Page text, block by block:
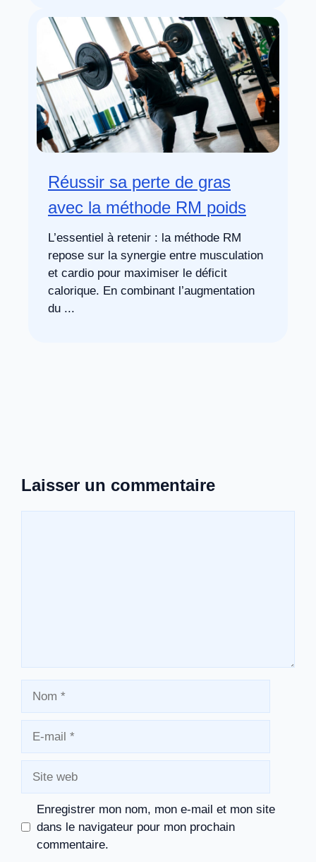
Réussir sa perte de gras
avec la méthode RM poids
L’essentiel à retenir : la méthode RM
repose sur la synergie entre musculation
et cardio pour maximiser le déficit
calorique. En combinant l’augmentation
du ...
Laisser un commentaire
Enregistrer mon nom, mon e-mail et mon site
dans le navigateur pour mon prochain
commentaire.